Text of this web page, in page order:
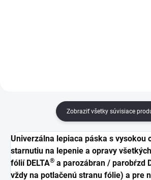
Zobraziť všetky súvisiace
Univerzálna lepiaca páska s vysokou
starnutiu na lepenie a opravy
fólií DELTA® a parozábran / parobŕzd
vždy na potlačenú stranu fólie) a pre